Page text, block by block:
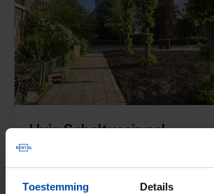
Toestemming Details
Huis Scheltussingel
Amersfoort
1 week, 6 dagen geleden gevonden
Gevonden op: Gnagnagna.nl